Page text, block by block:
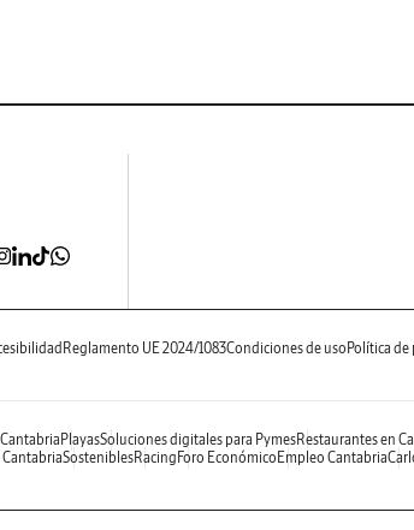
Reglamento UE 2024/1083Condiciones de uso Política
PlayasSoluciones digitales para PymesRestaurantes en
CantabriaSosteniblesRacing Foro Económico Empleo Cantabria